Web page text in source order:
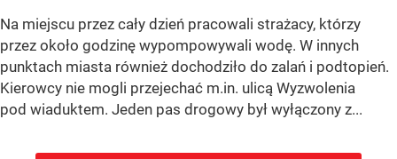
Na miejscu przez cały dzień pracowali strażacy, którzy
przez około godzinę wypompowywali wodę. W innych
punktach miasta również dochodziło do zalań i podtopień.
Kierowcy nie mogli przejechać m.in. ulicą Wyzwolenia
pod wiaduktem. Jeden pas drogowy był wyłączony z...